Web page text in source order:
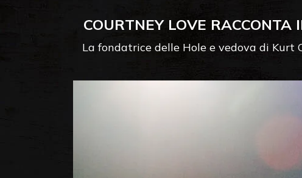
COURTNEY LOVE RACCONTA
La fondatrice delle Hole e vedova di